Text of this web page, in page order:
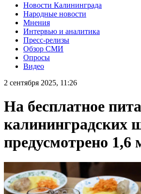
Новости Калининграда
Народные новости
Мнения
Интервью и аналитика
Пресс-релизы
Обзор СМИ
Опросы
Видео
2 сентября 2025, 11:26
На бесплатное
калининградских
предусмотрено 1,6